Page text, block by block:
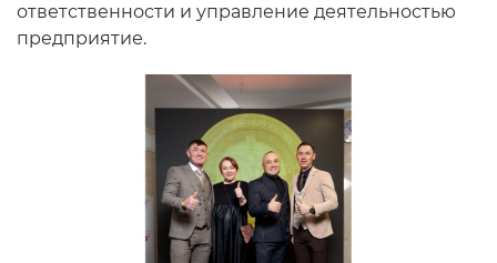
ответственности и управление деятельностью
предприятие.